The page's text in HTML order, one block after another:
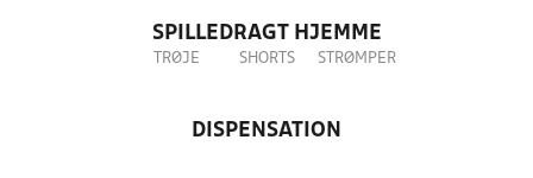
SPILLEDRAGT HJEMME
TRØJE SHORTS STRØMPER
DISPENSATION